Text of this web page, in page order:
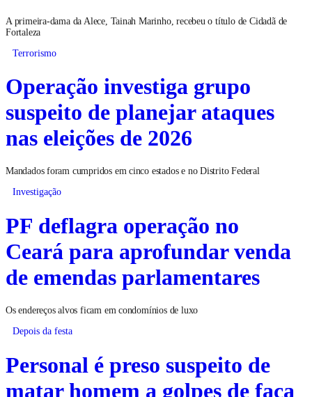
A primeira-dama da Alece, Tainah Marinho, recebeu o título de Cidadã de
Fortaleza
Terrorismo
Operação investiga grupo
suspeito de planejar ataques
nas eleições de 2026
Mandados foram cumpridos em cinco estados e no Distrito Federal
Investigação
PF deflagra operação no
Ceará para aprofundar venda
de emendas parlamentares
Os endereços alvos ficam em condomínios de luxo
Depois da festa
Personal é preso suspeito de
matar homem a golpes de faca